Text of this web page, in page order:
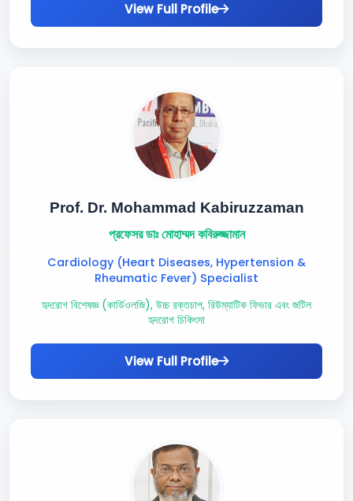
View Full Profile
Prof. Dr. Mohammad Kabiruzzaman
প্রফেসর ডাঃ মোহাম্মদ কবিরুজ্জামান
Cardiology (Heart Diseases, Hypertension &
Rheumatic Fever) Specialist
হৃদরোগ বিশেষজ্ঞ (কার্ডিওলজি), উচ্চ রক্তচাপ, রিউম্যাটিক ফিভার এবং জটিল
হৃদরোগ চিকিৎসা
View Full Profile